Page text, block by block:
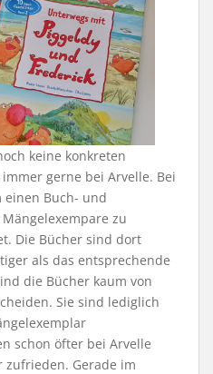
keine konkreten
gerne bei Arvelle. Bei
einen Buch- und
zu
Die Bücher sind dort
als das entsprechende
die Bücher kaum von
Sie sind lediglich
schon öfter bei Arvelle
Gerade im